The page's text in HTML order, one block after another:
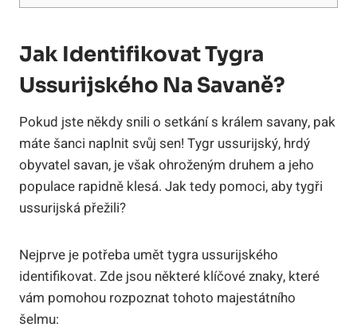
Jak Identifikovat Tygra
Ussurijského Na Savaně?
Pokud jste někdy snili o setkání s králem savany, pak
máte šanci naplnit svůj sen! Tygr ussurijský, hrdý
obyvatel savan, je však ohroženým druhem a jeho
populace rapidně klesá. Jak tedy pomoci, aby tygři
ussurijská přežili?
Nejprve je potřeba umět tygra ussurijského
identifikovat. Zde jsou některé klíčové znaky, které
vám pomohou rozpoznat tohoto majestátního
šelmu: